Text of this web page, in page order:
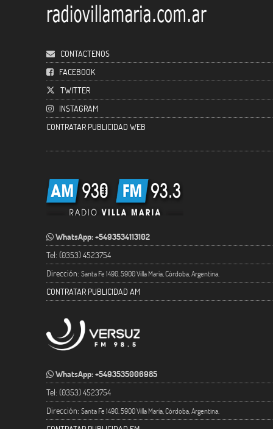
CONTACTENOS
FACEBOOK
TWITTER
INSTAGRAM
CONTRATAR PUBLICIDAD WEB
WhatsApp: +5493534113102
Tel: (0353) 4523754
Dirección: Santa Fe 1490. 5900 Villa María, Córdoba, Argentina.
CONTRATAR PUBLICIDAD AM
WhatsApp: +5493535006985
Tel: (0353) 4523754
Dirección: Santa Fe 1490. 5900 Villa María, Córdoba, Argentina.